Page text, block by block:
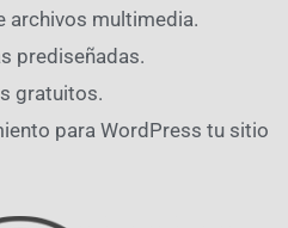
archivos multimedia.
prediseñadas.
gratuitos.
para WordPress tu sitio